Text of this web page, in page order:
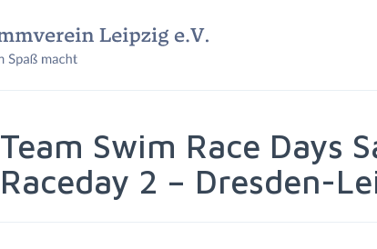
Team Swim Race Days
Raceday 2 – Dresden-